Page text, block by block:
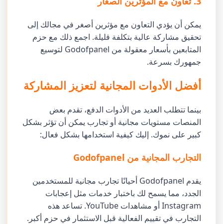
يمكن أن يؤدي التعاون مع مؤثرين أصغر في مجالك إلى
تحقيق مشاركة عالية بتكلفة قليلة. اجمع ذلك مع حزم
المتابعين بأسعار معقولة من Godofpanel لتوسيع
جمهورك بسرعة.
أفضل الأدوات المجانية لتعزيز المشاركة
بينما تتطلب العديد من الأدوات الدفع، تقدم بعض
المنصات مستويات مجانية أو تجارب يمكن أن تؤثر بشكل
كبير على نموك. إليك كيفية استخدامها بشكل فعال:
التجارب المجانية من Godofpanel
يقدم Godofpanel أحيانًا تجارب مجانية للمستخدمين
الجدد، مما يسمح لك باختبار خدمات مثل إعجابات
Instagram أو مشاهدات YouTube. تساعد هذه
التجارب في تقييم الفعالية قبل الاستثمار في حزم أكبر.